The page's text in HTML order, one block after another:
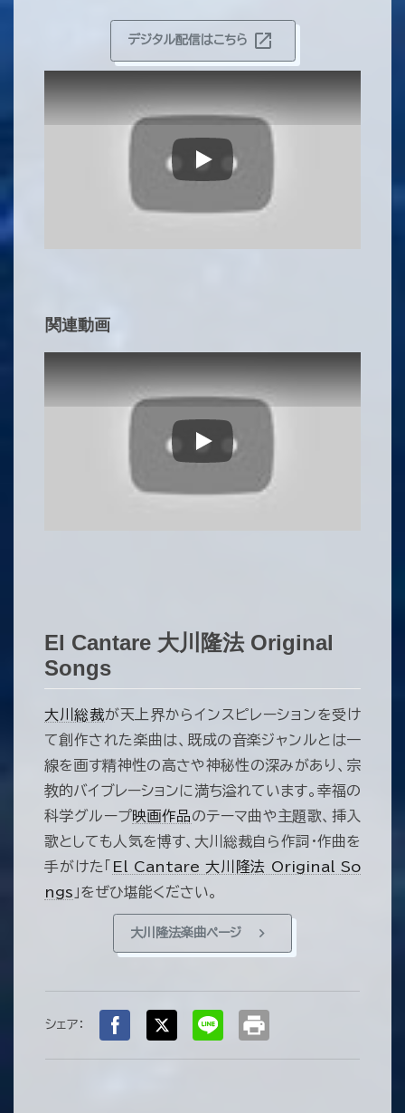
デジタル配信はこちら open_in_new
Play
関連動画
Play
El Cantare 大川隆法 Original
Songs
大川総裁が天上界からインスピレーションを受け
て創作された楽曲は、既成の音楽ジャンルとは一
線を画す精神性の高さや神秘性の深みがあり、宗
教的バイブレーションに満ち溢れています。幸福の
科学グループ映画作品のテーマ曲や主題歌、挿入
歌としても人気を博す、大川総裁自ら作詞・作曲を
手がけた「
El Cantare 大川隆法 Original So
ngs 」をぜひ堪能ください。
大川隆法楽曲ページ chevron_right
シェア： print